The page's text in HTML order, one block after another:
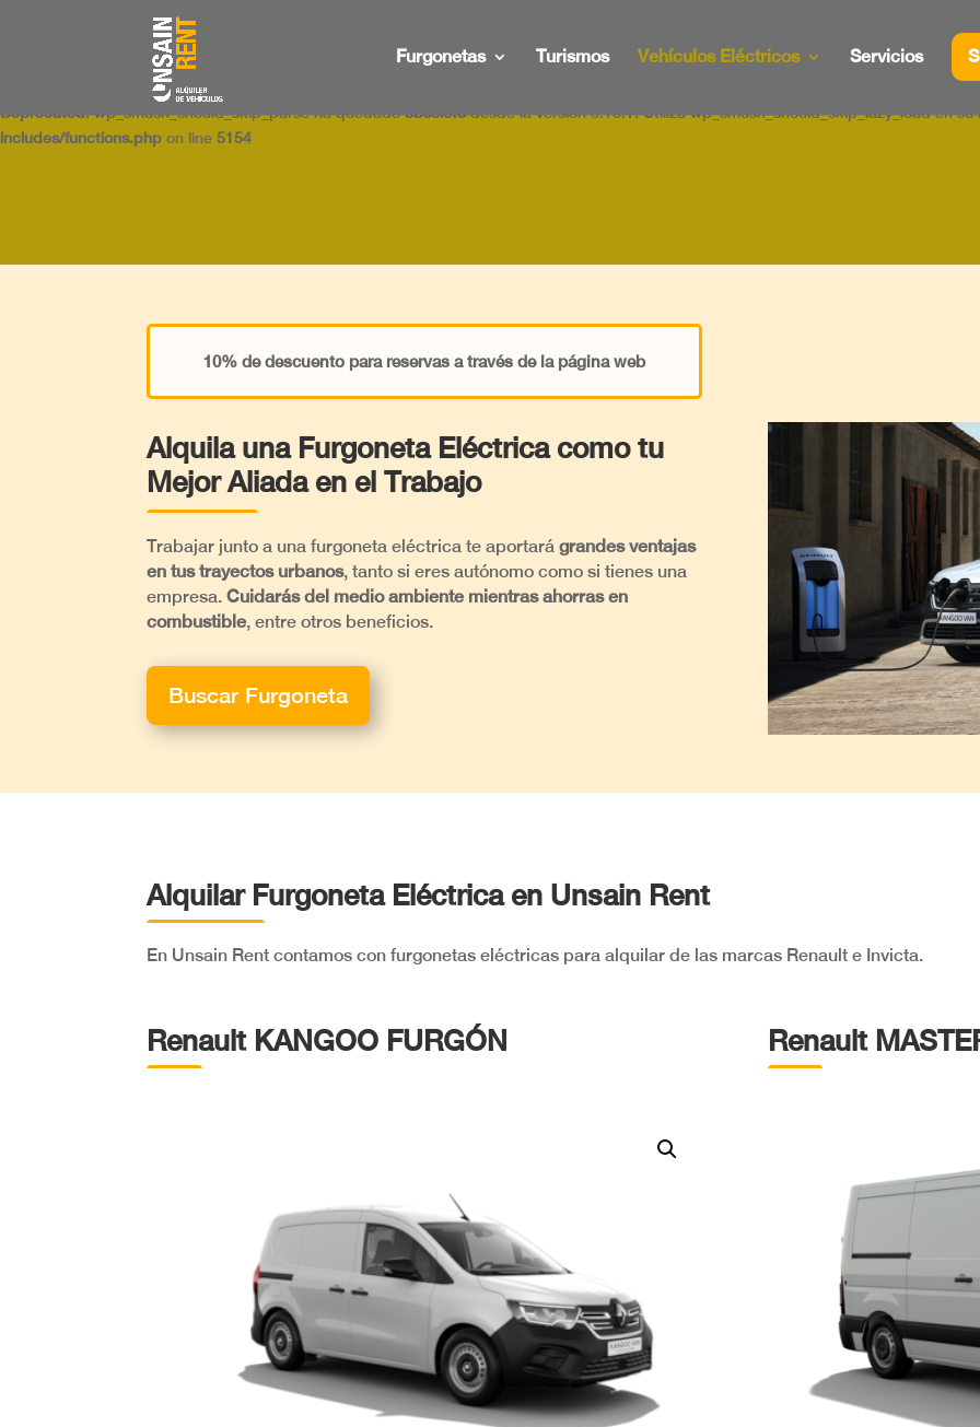
: wp_smush_should_skip_parse ha quedado
desde la versión 3.16.1. Utiliza wp_smush_should_skip_lazy_load en
includes/functions.phpon line
Deprecated: wp_smush_should_skip_parse ha quedadoobsoletodesde la versión 3.16.1. Utiliza wp_smush_should_skip_lazy_load en
includes/functions.php on line 5154
Furgonetas Turismos Vehículos Eléctricos Servicios
10% de descuento para reservas a través de la página web
Alquila una Furgoneta Eléctrica como tu
Mejor Aliada en el Trabajo
Trabajar junto a una furgoneta eléctrica te aportarágrandes ventajas
en tus trayectos urbanos, tanto si eres autónomo como si tienes una
empresa.Cuidarás del medio ambiente mientras ahorras en
combustible, entre otros beneficios.
Buscar Furgoneta
Alquilar Furgoneta Eléctrica en Unsain Rent
En Unsain Rent contamos con furgonetas eléctricas para alquilar de las marcas Renault e Invicta.
Renault KANGOO FURGÓN Renault